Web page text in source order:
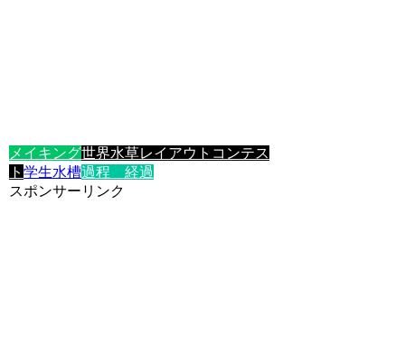
メイキング世界水草レイアウトコンテス
ト学生水槽過程 経過
スポンサーリンク